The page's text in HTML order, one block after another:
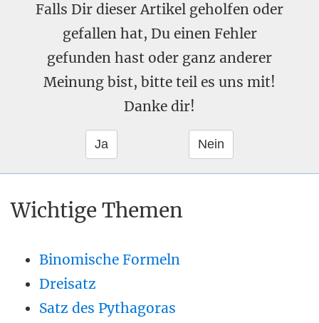
Falls Dir dieser Artikel geholfen oder
gefallen hat, Du einen Fehler
gefunden hast oder ganz anderer
Meinung bist, bitte teil es uns mit!
Danke dir!
Wichtige Themen
Binomische Formeln
Dreisatz
Satz des Pythagoras